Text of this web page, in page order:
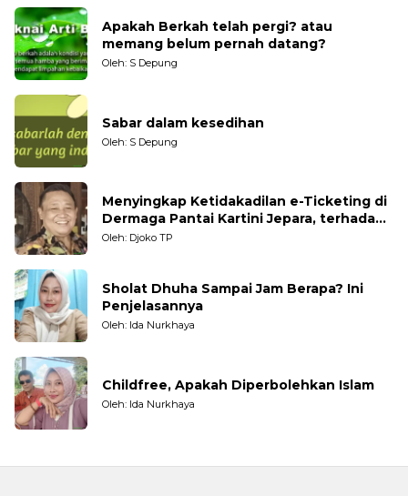
Apakah Berkah telah pergi? atau
memang belum pernah datang?
Oleh: S Depung
Sabar dalam kesedihan
Oleh: S Depung
Menyingkap Ketidakadilan e-Ticketing di
Dermaga Pantai Kartini Jepara, terhadap
Nelayan Tradisional
Oleh: Djoko TP
Sholat Dhuha Sampai Jam Berapa? Ini
Penjelasannya
Oleh: Ida Nurkhaya
Childfree, Apakah Diperbolehkan Islam
Oleh: Ida Nurkhaya